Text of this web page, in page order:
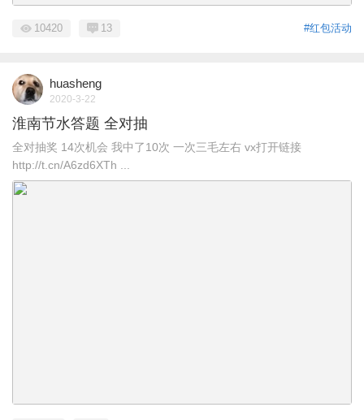
#红包活动
10420 13
huasheng
2020-3-22
淮南节水答题 全对抽
全对抽奖 14次机会 我中了10次 一次三毛左右 vx打开链接
http://t.cn/A6zd6XTh ...